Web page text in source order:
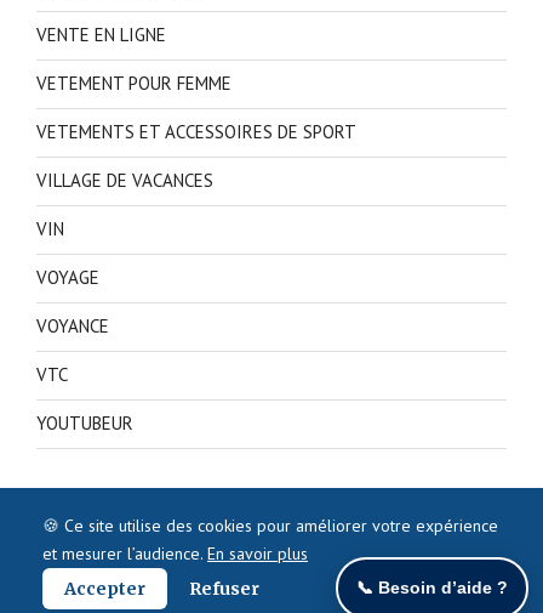
VENTE EN LIGNE
VETEMENT POUR FEMME
VETEMENTS ET ACCESSOIRES DE SPORT
VILLAGE DE VACANCES
VIN
VOYAGE
VOYANCE
VTC
YOUTUBEUR
🍪 Ce site utilise des cookies pour améliorer votre expérience
et mesurer l’audience. En savoir plus
Accepter
Refuser 📞 Besoin d’aide ?